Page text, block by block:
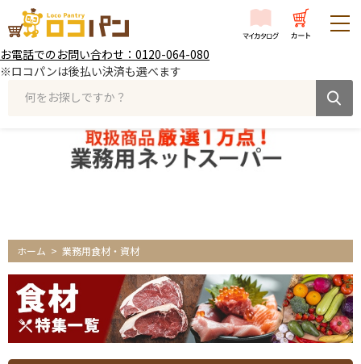
お電話でのお問い合わせ：0120-064-080
※ロコパンは後払い決済も選べます
何をお探しですか？
ホーム > 業務用食材・資材